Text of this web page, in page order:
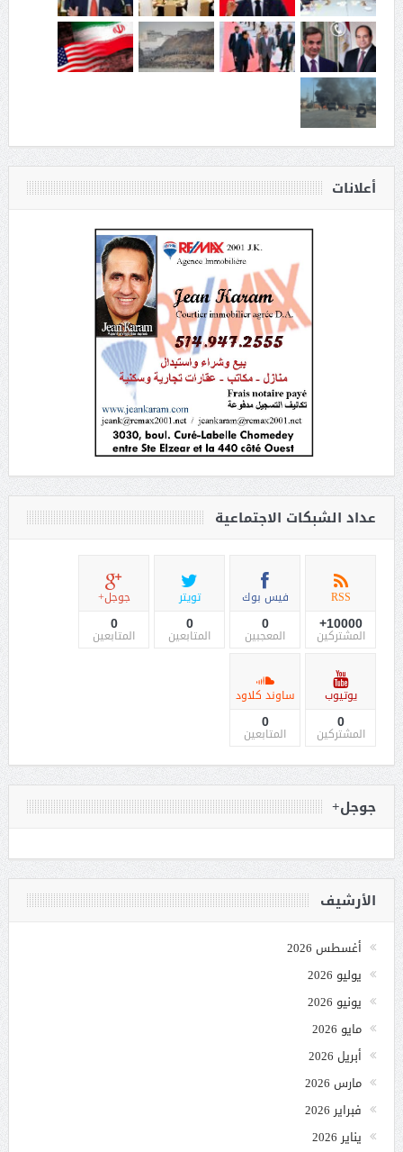
أعلانات
عداد الشبكات الاجتماعية
RSS
10000+
المشتركين
فيس بوك
0
المعجبين
تويتر
0
المتابعين
جوجل+
0
المتابعين
يوتيوب
0
المشتركين
ساوند كلاود
0
المتابعين
جوجل+
الأرشيف
أغسطس 2026
يوليو 2026
يونيو 2026
مايو 2026
أبريل 2026
مارس 2026
فبراير 2026
يناير 2026